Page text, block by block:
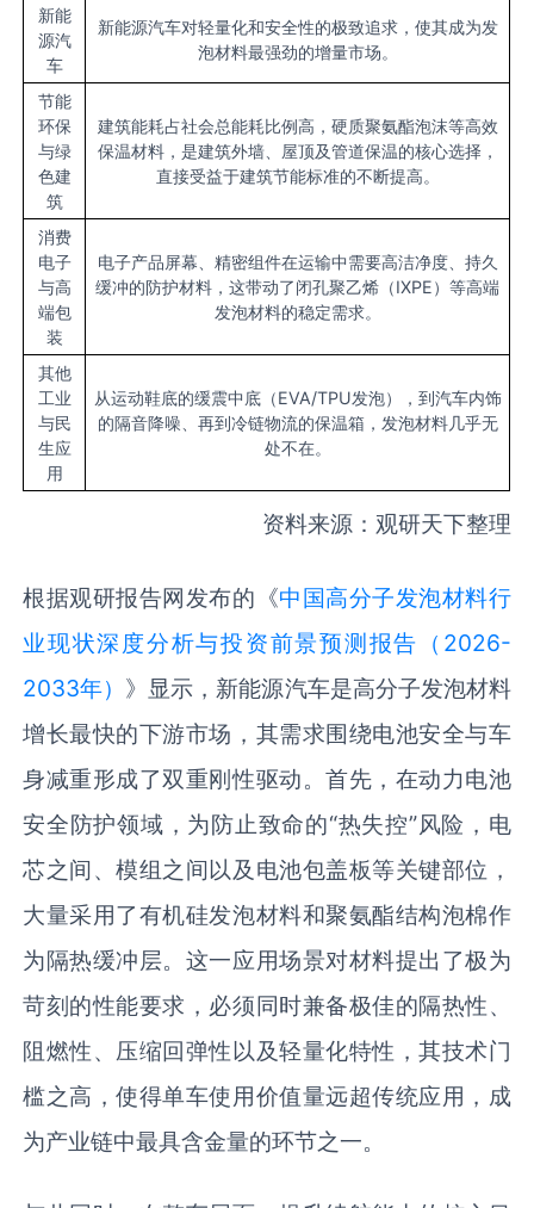
新能
源汽
车
新能源汽车对轻量化和安全性的极致追求，使其成为发
泡材料最强劲的增量市场。
节能
环保
与绿
色建
筑
建筑能耗占社会总能耗比例高，硬质聚氨酯泡沫等高效
保温材料，是建筑外墙、屋顶及管道保温的核心选择，
直接受益于建筑节能标准的不断提高。
消费
电子
与高
端包
装
电子产品屏幕、精密组件在运输中需要高洁净度、持久
缓冲的防护材料，这带动了闭孔聚乙烯（IXPE）等高端
发泡材料的稳定需求。
其他
工业
与民
生应
用
从运动鞋底的缓震中底（EVA/TPU发泡），到汽车内饰
的隔音降噪、再到冷链物流的保温箱，发泡材料几乎无
处不在。
资料来源：观研天下整理
根据观研报告网发布的《中国高分子发泡材料行
业现状深度分析与投资前景预测报告（2026-
2033年） 》显示，新能源汽车是高分子发泡材料
增长最快的下游市场，其需求围绕电池安全与车
身减重形成了双重刚性驱动。首先，在动力电池
安全防护领域，为防止致命的“热失控”风险，电
芯之间、模组之间以及电池包盖板等关键部位，
大量采用了有机硅发泡材料和聚氨酯结构泡棉作
为隔热缓冲层。这一应用场景对材料提出了极为
苛刻的性能要求，必须同时兼备极佳的隔热性、
阻燃性、压缩回弹性以及轻量化特性，其技术门
槛之高，使得单车使用价值量远超传统应用，成
为产业链中最具含金量的环节之一。